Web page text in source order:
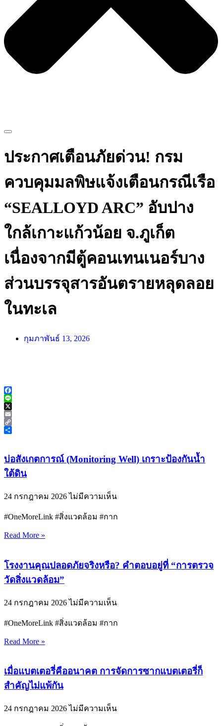
ประกาศเตือนภัยด่วน! กรม
ควบคุมมลพิษแจ้งเตือนกรณีเรือ
“SEALLOYD ARC” อับปาง
ใกล้เกาะแก้วน้อย จ.ภูเก็ต
เนื่องจากมีตู้คอนเทนเนอร์บาง
ส่วนบรรจุสารอันตรายหลุดลอย
ในทะเล
กุมภาพันธ์ 13, 2026
Facebook
Line
X
Email
Copy
บ่อสังเกตการณ์ (Monitoring Well) เกราะป้องกันน้ำ
ใต้ดิน
24 กรกฎาคม 2026ไม่มีความเห็น
#OneMoreLink #สิ่งแวดล้อม #กาก
Read More »
โรงงานคุณปลอดภัยจริงหรือ? คำตอบอยู่ที่ “การตรวจ
วัดสิ่งแวดล้อม”
24 กรกฎาคม 2026ไม่มีความเห็น
#OneMoreLink #สิ่งแวดล้อม #กาก
Read More »
เมื่อแบตเตอรี่คืออนาคต การจัดการซากแบตเตอรี่ก็
สำคัญไม่แพ้กัน
24 กรกฎาคม 2026ไม่มีความเห็น